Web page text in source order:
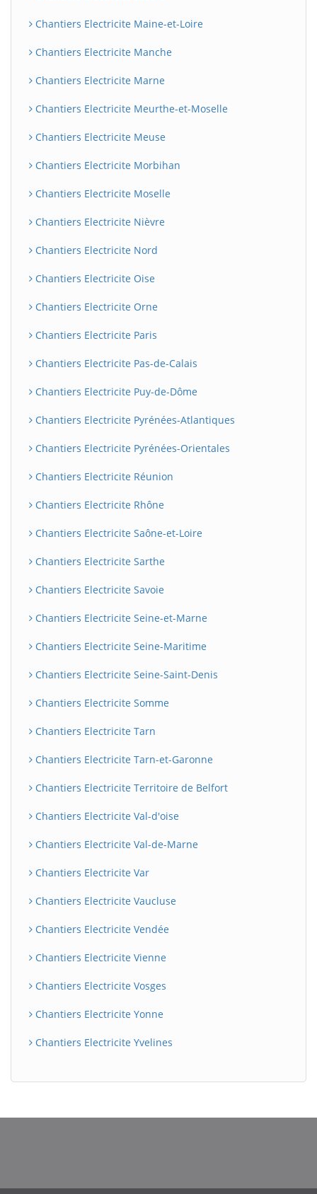
Chantiers Electricite Maine-et-Loire
Chantiers Electricite Manche
Chantiers Electricite Marne
Chantiers Electricite Meurthe-et-Moselle
Chantiers Electricite Meuse
Chantiers Electricite Morbihan
Chantiers Electricite Moselle
Chantiers Electricite Nièvre
Chantiers Electricite Nord
Chantiers Electricite Oise
Chantiers Electricite Orne
Chantiers Electricite Paris
Chantiers Electricite Pas-de-Calais
Chantiers Electricite Puy-de-Dôme
Chantiers Electricite Pyrénées-Atlantiques
Chantiers Electricite Pyrénées-Orientales
Chantiers Electricite Réunion
Chantiers Electricite Rhône
Chantiers Electricite Saône-et-Loire
Chantiers Electricite Sarthe
Chantiers Electricite Savoie
Chantiers Electricite Seine-et-Marne
Chantiers Electricite Seine-Maritime
Chantiers Electricite Seine-Saint-Denis
Chantiers Electricite Somme
Chantiers Electricite Tarn
Chantiers Electricite Tarn-et-Garonne
Chantiers Electricite Territoire de Belfort
Chantiers Electricite Val-d'oise
Chantiers Electricite Val-de-Marne
Chantiers Electricite Var
Chantiers Electricite Vaucluse
Chantiers Electricite Vendée
Chantiers Electricite Vienne
Chantiers Electricite Vosges
Chantiers Electricite Yonne
Chantiers Electricite Yvelines
BatiWebPro